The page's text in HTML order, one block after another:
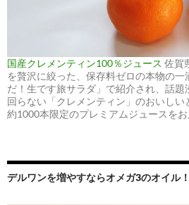
国産クレメンティン100％ジュース 佐賀
を贅沢に絞った、保存料ゼロの本物の
だ！生です旅サラダ」で紹介され、話題
回らない「クレメンティン」のおいしい
約1000本限定のプレミアムジュースを
デルワンを増やすならオメガ3のオイル！